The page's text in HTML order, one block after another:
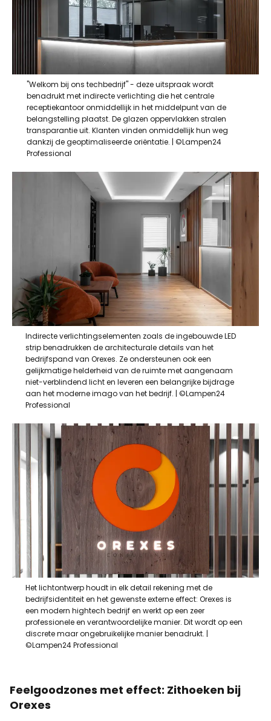
"Welkom bij ons techbedrijf" - deze uitspraak wordt
benadrukt met indirecte verlichting die het centrale
receptiekantoor onmiddellijk in het middelpunt van de
belangstelling plaatst. De glazen oppervlakken stralen
transparantie uit. Klanten vinden onmiddellijk hun weg
dankzij de geoptimaliseerde oriëntatie. | ©Lampen24
Professional
Indirecte verlichtingselementen zoals de ingebouwde LED
strip benadrukken de architecturale details van het
bedrijfspand van Orexes. Ze ondersteunen ook een
gelijkmatige helderheid van de ruimte met aangenaam
niet-verblindend licht en leveren een belangrijke bijdrage
aan het moderne imago van het bedrijf. | ©Lampen24
Professional
Het lichtontwerp houdt in elk detail rekening met de
bedrijfsidentiteit en het gewenste externe effect: Orexes is
een modern hightech bedrijf en werkt op een zeer
professionele en verantwoordelijke manier. Dit wordt op een
discrete maar ongebruikelijke manier benadrukt. |
©Lampen24 Professional
Feelgoodzones met effect: Zithoeken bij
Orexes